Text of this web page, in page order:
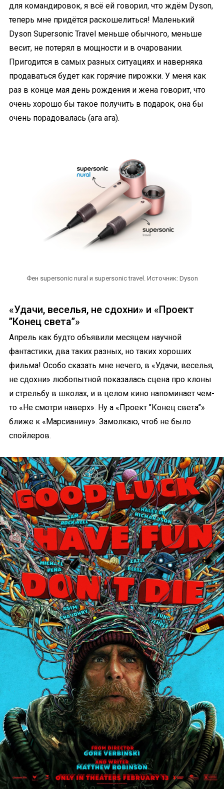
для командировок, я всё ей говорил, что ждём Dyson,
теперь мне придётся раскошелиться! Маленький
Dyson Supersonic Travel меньше обычного, меньше
весит, не потерял в мощности и в очаровании.
Пригодится в самых разных ситуациях и наверняка
продаваться будет как горячие пирожки. У меня как
раз в конце мая день рождения и жена говорит, что
очень хорошо бы такое получить в подарок, она бы
очень порадовалась (ага ага).
Фен supersonic nural и supersonic travel. Источник: Dyson
«Удачи, веселья, не сдохни» и «Проект
’’Конец света’’»
Апрель как будто объявили месяцем научной
фантастики, два таких разных, но таких хороших
фильма! Особо сказать мне нечего, в «Удачи, веселья,
не сдохни» любопытной показалась сцена про клоны
и стрельбу в школах, и в целом кино напоминает чем-
то «Не смотри наверх». Ну а «Проект ’’Конец света’’»
ближе к «Марсианину». Замолкаю, чтоб не было
спойлеров.